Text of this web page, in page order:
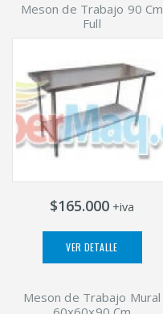
Meson de Trabajo 90 Cm
Full
$165.000 +iva
VER DETALLE
Meson de Trabajo Mural